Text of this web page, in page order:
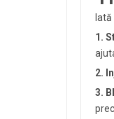
1.
2.
3.